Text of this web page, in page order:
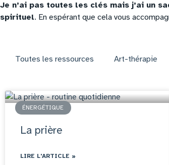
Je n’ai pas toutes les clés mais j’ai un
spirituel. En espérant que cela vous
Toutes les ressources Art-thérapie
ÉNERGÉTIQUE
La prière
LIRE L'ARTICLE »